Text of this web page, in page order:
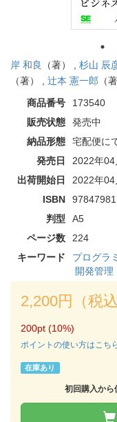
岸 和良 （著） , 杉山 辰
（著） , 辻本 憲一郎 （
商品番号
173540
販売状態
発売中
納品形態
宅配便に
発売日
2022年04
出荷開始日
2022年04
ISBN
判型
A5
ページ数
224
キーワード
プログラ
開発管理
2,200円（税込
200pt (10%)
ポイントの使い方はこち
在庫あり
初回購入から